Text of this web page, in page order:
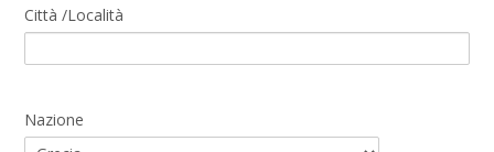
Città /Località
Nazione